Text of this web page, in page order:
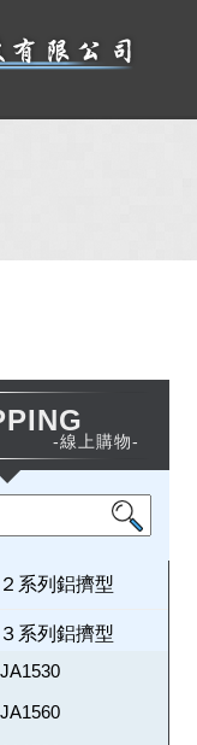
-線上購物-
系列鋁擠型
系列鋁擠型